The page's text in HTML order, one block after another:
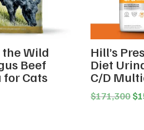
Wild
Beef
for Cats
Hill’s
Diet
C/D
$171,300 $